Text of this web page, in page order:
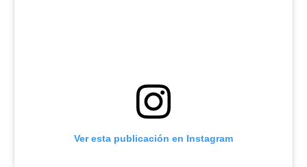
Ver esta publicación en Instagram